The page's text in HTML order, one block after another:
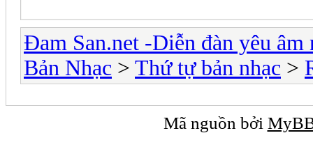
Đam San.net -Diễn đàn yêu âm
Bản Nhạc > Thứ tự bản nhạc >
Mã nguồn bởi